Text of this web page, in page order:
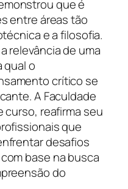
que é
entre áreas tão
e a filosofia.
relevância de uma
qual o
crítico se
A Faculdade
curso, reafirma seu
que
desafios
base na busca
do